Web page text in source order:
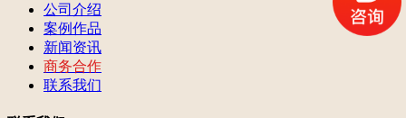
公司介绍
案例作品
新闻资讯
商务合作
联系我们